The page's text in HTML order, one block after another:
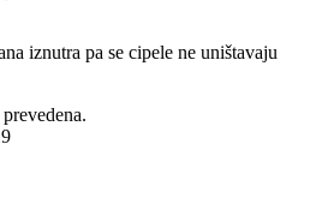
iznutra pa se cipele ne uništavaju